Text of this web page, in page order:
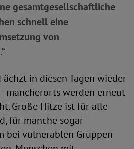
gesamtgesellschaftliche
schnell eine
von
ächzt in diesen Tagen wieder
mancherorts werden erneut
Große Hitze ist für alle
für manche sogar
bei vulnerablen Gruppen